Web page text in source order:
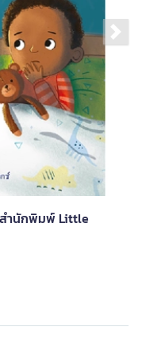
สำนักพิมพ์ Little